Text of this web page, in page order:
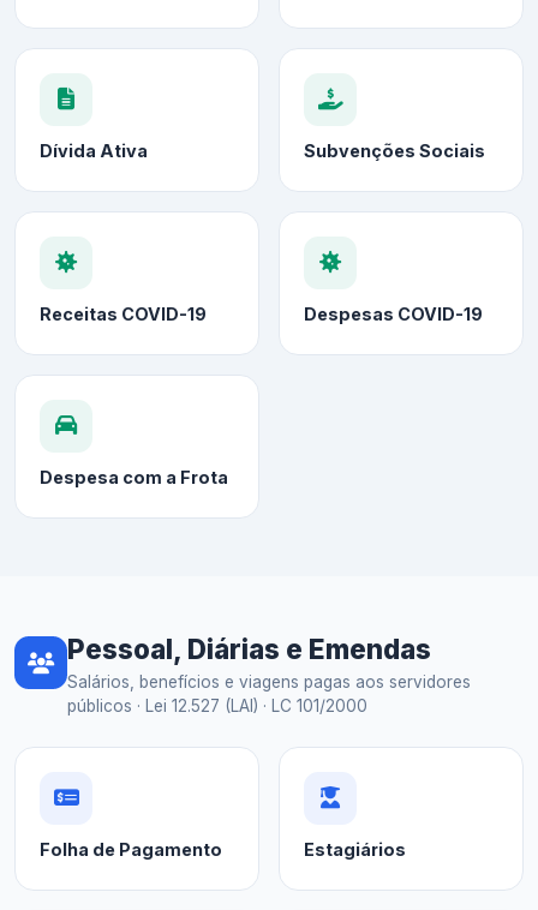
Dívida Ativa Subvenções Sociais
Receitas COVID-19 Despesas COVID-19
Despesa com a Frota
Pessoal, Diárias e Emendas
Salários, benefícios e viagens pagas aos servidores
públicos · Lei 12.527 (LAI) · LC 101/2000
Folha de Pagamento Estagiários